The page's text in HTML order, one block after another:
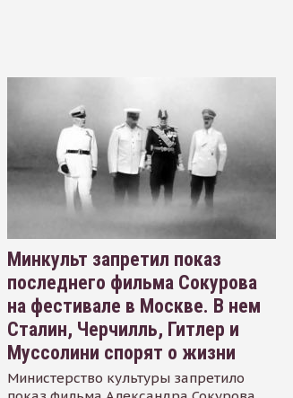
Минкульт запретил показ
последнего фильма Сокурова
на фестивале в Москве. В нем
Сталин, Черчилль, Гитлер и
Муссолини спорят о жизни
Министерство культуры запретило